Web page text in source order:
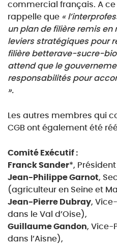
commercial français. A ce
rappelle que «
un plan de filière remis en
leviers stratégiques pour
filière betterave-sucre-
attend que le
responsabilités pour
».
Les autres membres qui
CGB ont également été
Comité Exécutif :
Franck Sander*,
Jean-Philippe Garnot,
(agriculteur en Seine et
Jean-Pierre Dubray,
dans le Val d’Oise),
Guillaume Gandon, Vice-
dans l’Aisne),